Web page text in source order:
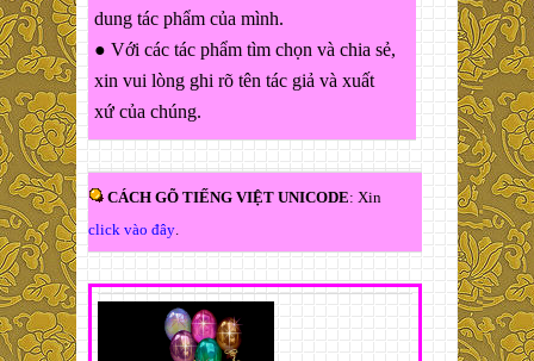
dung tác phẩm của mình.
● Với các tác phẩm tìm chọn và chia sẻ,
xin vui lòng ghi rõ tên tác giả và xuất
xứ của chúng.
CÁCH GÕ TIẾNG VIỆT UNICODE: Xin
click vào đây.